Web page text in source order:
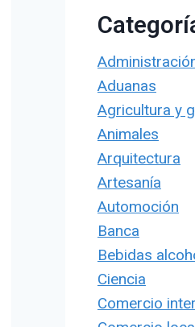
Aduanas
Agricultura y
Animales
Arquitectura
Artesanía
Automoción
Banca
Bebidas
Ciencia
Comercio